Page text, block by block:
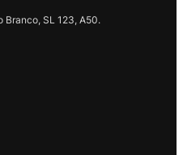
Branco, SL 123, A50.